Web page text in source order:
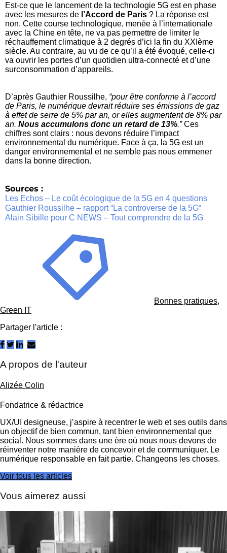
Est-ce que le lancement de la technologie 5G est en phase
avec les mesures de l’Accord de Paris ? La réponse est
non. Cette course technologique, menée à l’internationale
avec la Chine en tête, ne va pas permettre de limiter le
réchauffement climatique à 2 degrés d’ici la fin du XXIème
siècle. Au contraire, au vu de ce qu’il a été évoqué, celle-ci
va ouvrir les portes d’un quotidien ultra-connecté et d’une
surconsommation d’appareils.
D’après Gauthier Roussilhe, “pour être conforme à l’accord
de Paris, le numérique devrait réduire ses émissions de gaz
à effet de serre de 5% par an, or elles augmentent de 8% par
an. Nous accumulons donc un retard de 13%.”Ces
chiffres sont clairs : nous devons réduire l’impact
environnemental du numérique. Face à ça, la 5G est un
danger environnemental et ne semble pas nous emmener
dans la bonne direction.
Sources :
Les Echos – Le coût écologique de la 5G en 4 questions
Gauthier Roussilhe – rapport “La controverse de la 5G“
Alain Sibille pour C NEWS – Tout comprendre de la 5G
Bonnes pratiques,
Green IT
Partager l'article :
A propos de l'auteur
Alizée Colin
Fondatrice & rédactrice
UX/UI designeuse, j’aspire à recentrer le web et ses outils dans
un objectif de bien commun, tant bien environnemental que
social. Nous sommes dans une ère où nous nous devons de
réinventer notre manière de concevoir et de communiquer. Le
numérique responsable en fait partie. Changeons les choses.
Voir tous les articles
Vous aimerez aussi